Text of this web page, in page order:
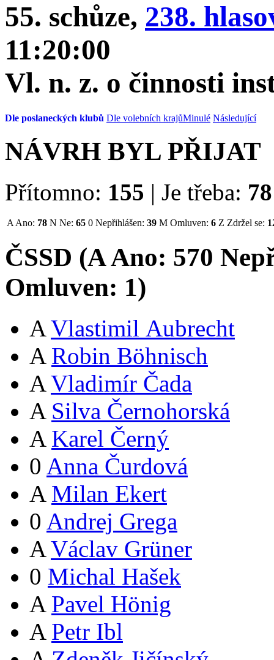
55. schůze, 238.
11:20:00
Vl. n. z. o činnosti
Dle poslaneckých klubů Dle volebních krajůMinulé Následující
NÁVRH BYL PŘIJAT
Přítomno: 155 | Je třeba: 78
A Ano: 78 N Ne: 65 0 Nepřihlášen: 39 M Omluven: 6 Z Zdržel se:
ČSSD (AAno: 570
Omluven: 1)
A Vlastimil Aubrecht
A Robin Böhnisch
A Vladimír Čada
A Silva Černohorská
A Karel Černý
0 Anna Čurdová
A Milan Ekert
0 Andrej Grega
A Václav Grüner
0 Michal Hašek
A Pavel Hönig
A Petr Ibl